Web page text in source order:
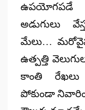
ఉపయోగపడే
అడుగులు
మేలు…
ఉత్పత్తి
కాంతి రేఖలు
పోకుండా